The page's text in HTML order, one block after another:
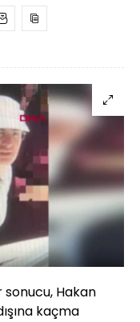
sonucu, Hakan
kaçma